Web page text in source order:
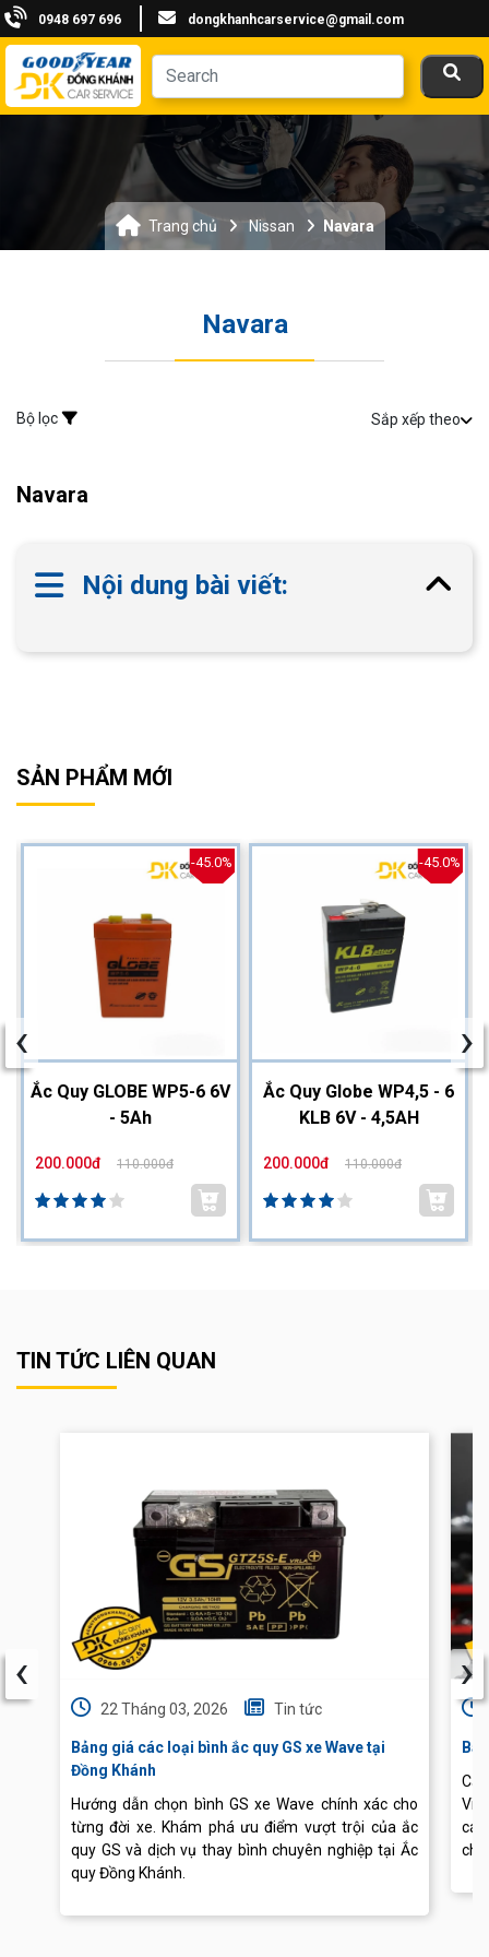
0948 697 696 dongkhanhcarservice@gmail.com
Trang chủ Nissan Navara
Navara
Bộ lọc Sắp xếp theo
Navara
Nội dung bài viết:
SẢN PHẨM MỚI
-45.0%
Ắc Quy GLOBE WP5-6 6V
- 5Ah
200.000đ 110.000đ
-45.0%
Ắc Quy Globe WP4,5 - 6
KLB 6V - 4,5AH
200.000đ 110.000đ
‹ ›
TIN TỨC LIÊN QUAN
22 Tháng 03, 2026 Tin tức
Bảng giá các loại bình ắc quy GS xe Wave tại
Đồng Khánh
Hướng dẫn chọn bình GS xe Wave chính xác cho
từng đời xe. Khám phá ưu điểm vượt trội của ắc
quy GS và dịch vụ thay bình chuyên nghiệp tại Ắc
quy Đồng Khánh.
‹ ›